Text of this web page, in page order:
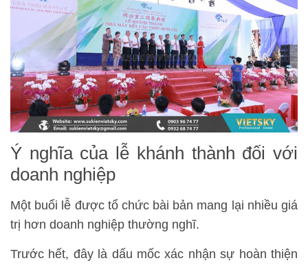
Ý nghĩa của lễ khánh thành đối với
doanh nghiệp
Một buổi lễ được tổ chức bài bản mang lại nhiều giá
trị hơn doanh nghiệp thường nghĩ.
Trước hết, đây là dấu mốc xác nhận sự hoàn thiện